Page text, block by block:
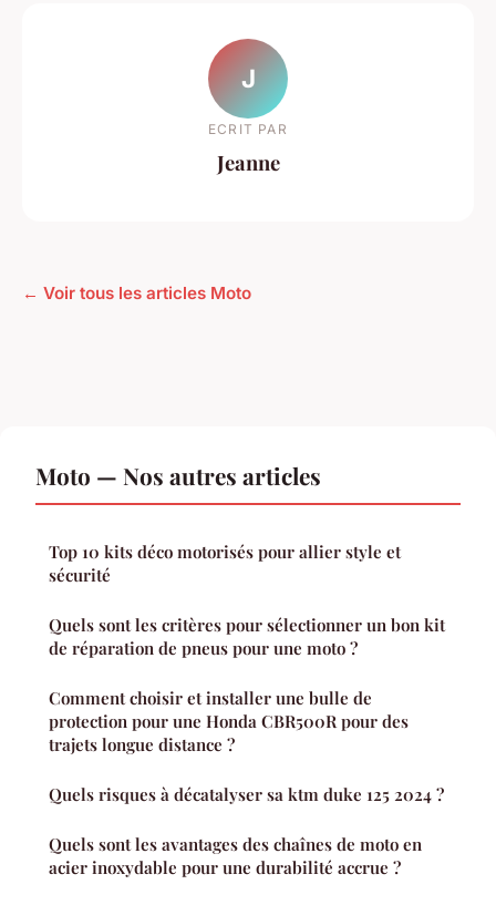
J
ECRIT PAR
Jeanne
← Voir tous les articles Moto
Moto — Nos autres articles
Top 10 kits déco motorisés pour allier style et
sécurité
Quels sont les critères pour sélectionner un bon kit
de réparation de pneus pour une moto ?
Comment choisir et installer une bulle de
protection pour une Honda CBR500R pour des
trajets longue distance ?
Quels risques à décatalyser sa ktm duke 125 2024 ?
Quels sont les avantages des chaînes de moto en
acier inoxydable pour une durabilité accrue ?